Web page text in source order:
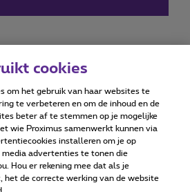
Accessibility statement
© Proximus
cookies
om het gebruik van haar websites te
te verbeteren en om de inhoud en de
beter af te stemmen op je mogelijke
wie Proximus samenwerkt kunnen via
installeren om je op
media advertenties te tonen die
Hou er rekening mee dat als je
het de correcte werking van de website